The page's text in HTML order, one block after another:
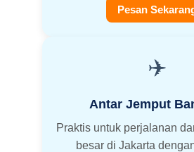
Pesan
✈️
Antar Jemput
Praktis untuk perjalanan
besar di Jakarta